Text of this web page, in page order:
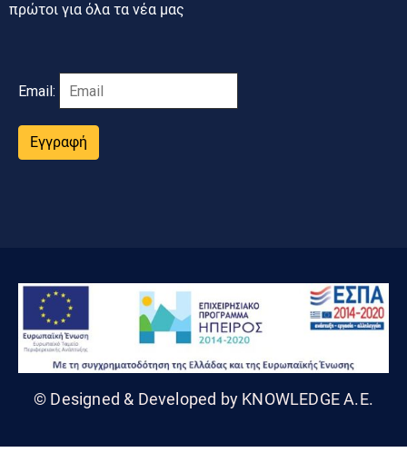
πρώτοι για όλα τα νέα μας
Email:
Εγγραφή
© Designed & Developed by KNOWLEDGE A.E.